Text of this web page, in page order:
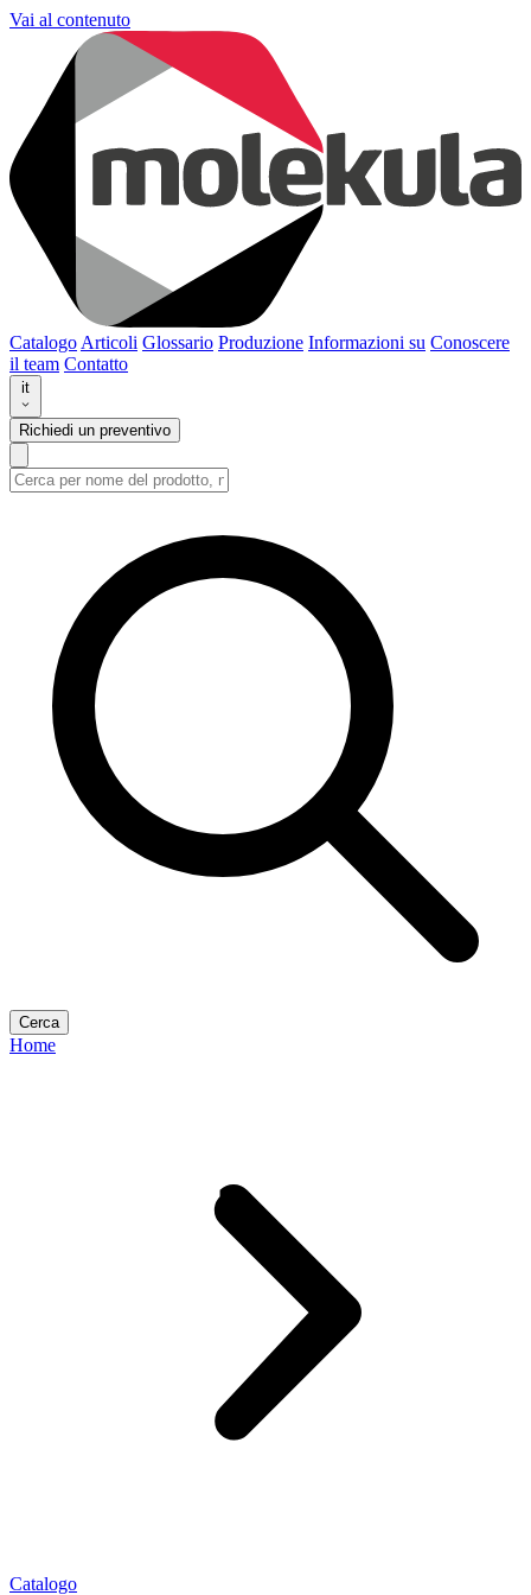
Vai al contenuto
Catalogo Articoli Glossario Produzione Informazioni su Conoscere
il team Contatto
it
Richiedi un preventivo
Cerca
Home
Catalogo